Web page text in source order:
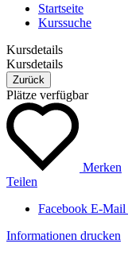
Startseite
Kurssuche
Kursdetails
Kursdetails
Zurück
Plätze verfügbar
Merken
Teilen
Facebook E-Mail
Informationen drucken